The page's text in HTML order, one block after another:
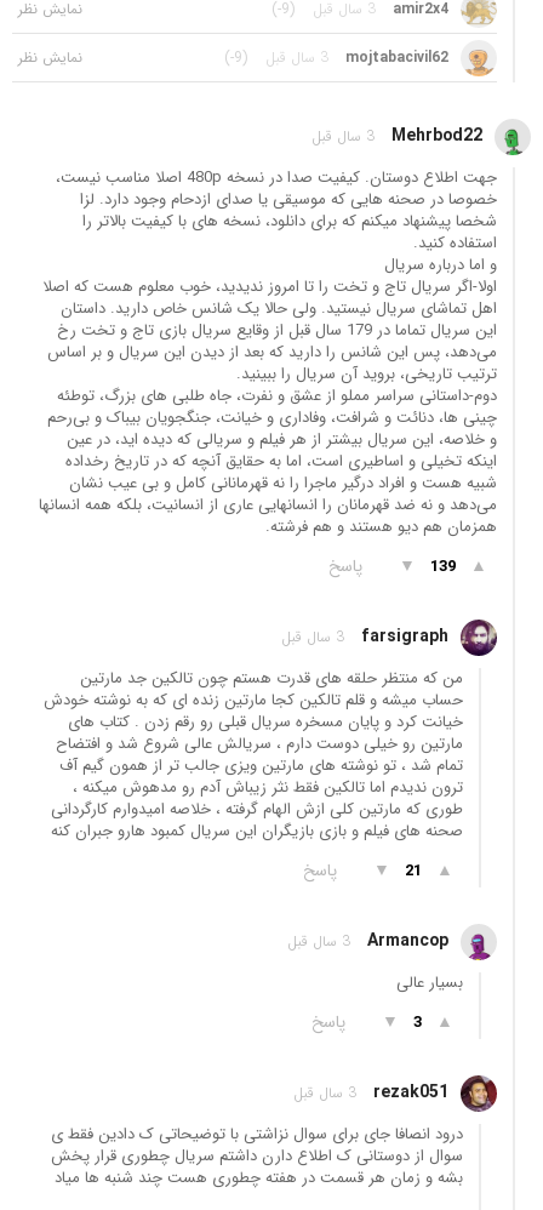
amir2x4 3 سال قبل (-9)
mojtabacivil62 3 سال قبل (-9)
Mehrbod22 3 سال قبل
جهت اطلاع دوستان. کیفیت صدا در نسخه 480p اصلا مناسب نیست،
خصوصا در صحنه هایی که موسیقی یا صدای ازدحام وجود دارد. لزا
شخصا پیشنهاد میکنم که برای دانلود، نسخه های با کیفیت بالاتر را
استفاده کنید.
و اما درباره سریال
اولا-اگر سریال تاج و تخت را تا امروز ندیدید، خوب معلوم هست که اصلا
اهل تماشای سریال نیستید. ولی حالا یک شانس خاص دارید. داستان
این سریال تماما در 179 سال قبل از وقایع سریال بازی تاج و تخت رخ
می‌دهد، پس این شانس را دارید که بعد از دیدن این سریال و بر اساس
ترتیب تاریخی، بروید آن سریال را ببینید.
دوم-داستانی سراسر مملو از عشق و نفرت، جاه طلبی های بزرگ، توطئه
چینی ها، دنائت و شرافت، وفاداری و خیانت، جنگجویان بیباک و بی‌رحم
و خلاصه، این سریال بیشتر از هر فیلم و سریالی که دیده اید، در عین
اینکه تخیلی و اساطیری است، اما به حقایق آنچه که در تاریخ رخداده
شبیه هست و افراد درگیر ماجرا را نه قهرمانانی کامل و بی عیب نشان
می‌دهد و نه ضد قهرمانان را انسانهایی عاری از انسانیت، بلکه همه انسانها
همزمان هم دیو هستند و هم فرشته.
▲
139
▼ پاسخ
farsigraph 3 سال قبل
من که منتظر حلقه های قدرت هستم چون تالکین جد مارتین
حساب میشه و قلم تالکین کجا مارتین زنده ای که به نوشته خودش
خیانت کرد و پایان مسخره سریال قبلی رو رقم زدن . کتاب های
مارتین رو خیلی دوست دارم ، سریالش عالی شروع شد و افتضاح
تمام شد ، تو نوشته های مارتین ویزی جالب تر از همون گیم آف
ترون ندیدم اما تالکین فقط نثر زیباش آدم رو مدهوش میکنه ،
طوری که مارتین کلی ازش الهام گرفته ، خلاصه امیدوارم کارگردانی
صحنه های فیلم و بازی بازیگران این سریال کمبود هارو جبران کنه
▲
21
▼ پاسخ
Armancop 3 سال قبل
بسیار عالی
▲
3
▼ پاسخ
rezak051 3 سال قبل
درود انصافا جای برای سوال نزاشتی با توضیحاتی ک دادین فقط ی
سوال از دوستانی ک اطلاع دارن داشتم سریال چطوری قرار پخش
بشه و زمان هر قسمت در هفته چطوری هست چند شنبه ها میاد